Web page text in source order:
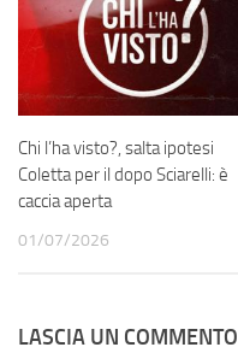
Chi l’ha visto?, salta ipotesi
Coletta per il dopo Sciarelli: è
caccia aperta
01/07/2026
LASCIA UN COMMENTO